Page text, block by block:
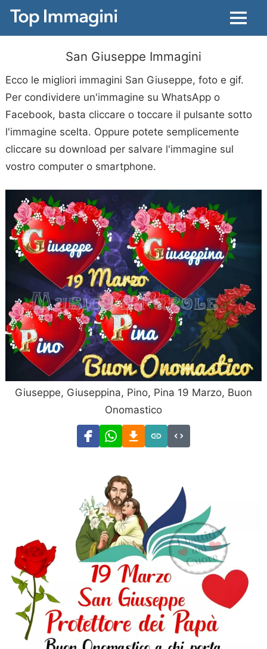
Menu
San Giuseppe Immagini
Ecco le migliori immagini San Giuseppe, foto e gif.
Per condividere un'immagine su WhatsApp o
Facebook, basta cliccare o toccare il pulsante sotto
l'immagine scelta. Oppure potete semplicemente
cliccare su download per salvare l'immagine sul
vostro computer o smartphone.
Giuseppe, Giuseppina, Pino, Pina 19 Marzo, Buon
Onomastico